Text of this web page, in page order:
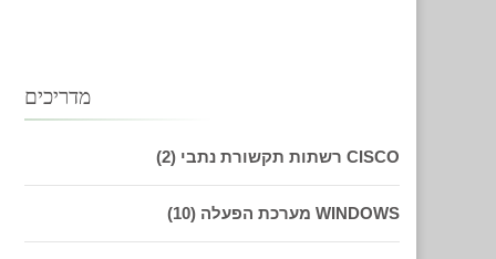
מדריכים
CISCO רשתות תקשורת נתבי (2)
WINDOWS מערכת הפעלה (10)